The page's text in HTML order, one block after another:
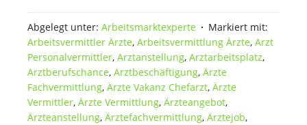
Abgelegt unter: Arbeitsmarktexperte
Markiert mit:
Arbeitsvermittler Ärzte, Arbeitsvermittlung Ärzte, Arzt
Personalvermittler, Arztanstellung, Arztarbeitsplatz,
Arztberufschance, Arztbeschäftigung, Ärzte
Fachvermittlung, Ärzte Vakanz Chefarzt, Ärzte
Vermittler, Ärzte Vermittlung, Ärzteangebot,
Ärzteanstellung, Ärztefachvermittlung, Ärztejob,